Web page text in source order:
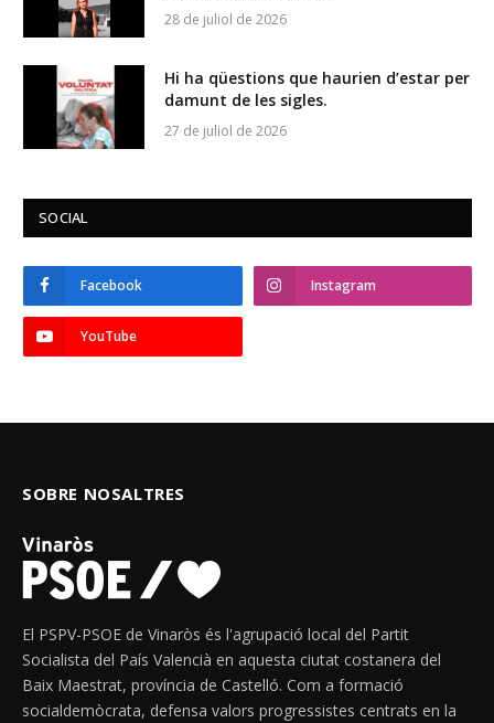
28 de juliol de 2026
Hi ha qüestions que haurien d’estar per
damunt de les sigles.
27 de juliol de 2026
SOCIAL
Facebook Instagram
YouTube
SOBRE NOSALTRES
El PSPV-PSOE de Vinaròs és l'agrupació local del Partit
Socialista del País Valencià en aquesta ciutat costanera del
Baix Maestrat, província de Castelló. Com a formació
socialdemòcrata, defensa valors progressistes centrats en la